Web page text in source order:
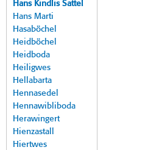
Hans Kindlis Sattel
Hans Marti
Hasaböchel
Heidböchel
Heidboda
Heiligwes
Hellabarta
Hennasedel
Hennawibliboda
Herawingert
Hienzastall
Hiertwes